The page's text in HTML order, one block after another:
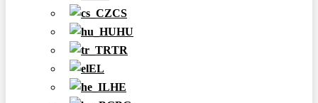
CS
HU
TR
EL
HE